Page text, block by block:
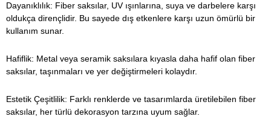
Dayanıklılık: Fiber saksılar, UV ışınlarına, suya ve darbelere karşı
oldukça dirençlidir. Bu sayede dış etkenlere karşı uzun ömürlü bir
kullanım sunar.
Hafiflik: Metal veya seramik saksılara kıyasla daha hafif olan fiber
saksılar, taşınmaları ve yer değiştirmeleri kolaydır.
Estetik Çeşitlilik: Farklı renklerde ve tasarımlarda üretilebilen fiber
saksılar, her türlü dekorasyon tarzına uyum sağlar.